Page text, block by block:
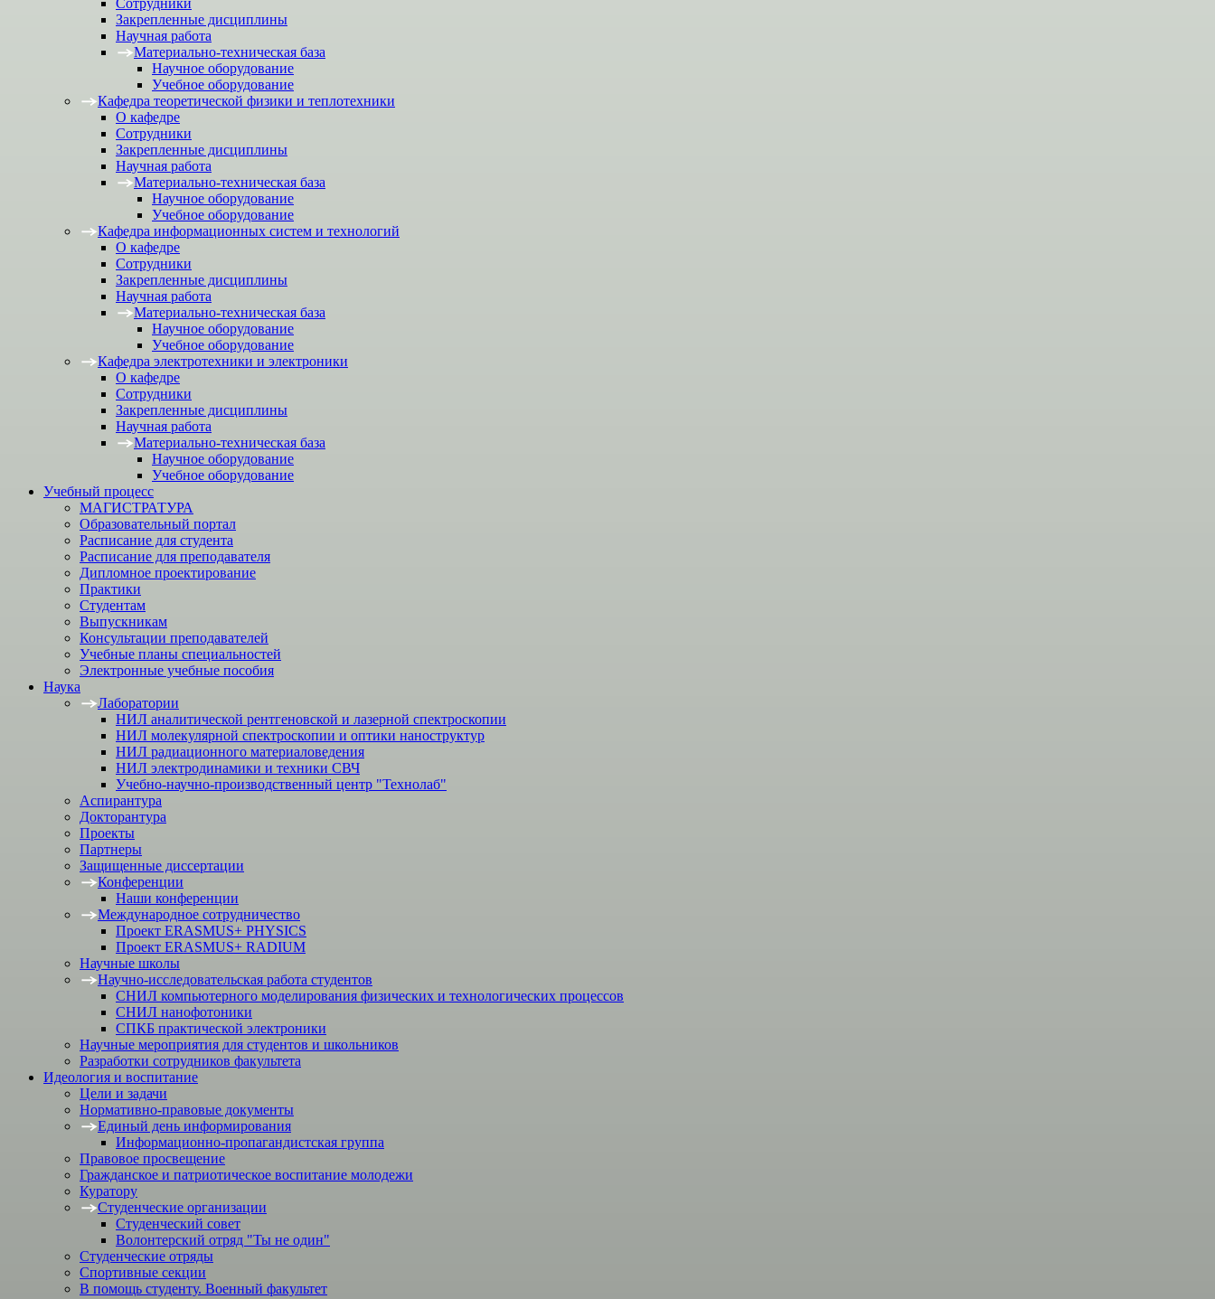
Сотрудники
Закрепленные дисциплины
Научная работа
Материально-техническая база
Научное оборудование
Учебное оборудование
Кафедра теоретической физики и теплотехники
О кафедре
Сотрудники
Закрепленные дисциплины
Научная работа
Материально-техническая база
Научное оборудование
Учебное оборудование
Кафедра информационных систем и технологий
О кафедре
Сотрудники
Закрепленные дисциплины
Научная работа
Материально-техническая база
Научное оборудование
Учебное оборудование
Кафедра электротехники и электроники
О кафедре
Сотрудники
Закрепленные дисциплины
Научная работа
Материально-техническая база
Научное оборудование
Учебное оборудование
Учебный процесс
МАГИСТРАТУРА
Образовательный портал
Расписание для студента
Расписание для преподавателя
Дипломное проектирование
Практики
Студентам
Выпускникам
Консультации преподавателей
Учебные планы специальностей
Электронные учебные пособия
Наука
Лаборатории
НИЛ аналитической рентгеновской и лазерной спектроскопии
НИЛ молекулярной спектроскопии и оптики наноструктур
НИЛ радиационного материаловедения
НИЛ электродинамики и техники СВЧ
Учебно-научно-производственный центр "Технолаб"
Аспирантура
Докторантура
Проекты
Партнеры
Защищенные диссертации
Конференции
Наши конференции
Международное сотрудничество
Проект ERASMUS+ PHYSICS
Проект ERASMUS+ RADIUM
Научные школы
Научно-исследовательская работа студентов
СНИЛ компьютерного моделирования физических и технологических процессов
СНИЛ нанофотоники
СПКБ практической электроники
Научные мероприятия для студентов и школьников
Разработки сотрудников факультета
Идеология и воспитание
Цели и задачи
Нормативно-правовые документы
Единый день информирования
Информационно-пропагандистская группа
Правовое просвещение
Гражданское и патриотическое воспитание молодежи
Куратору
Студенческие организации
Студенческий совет
Волонтерский отряд "Ты не один"
Студенческие отряды
Спортивные секции
В помощь студенту. Военный факультет